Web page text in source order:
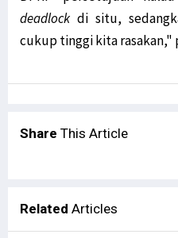
deadlock di situ,
cukup tinggi kita rasakan,"
Share This Article
Related Articles